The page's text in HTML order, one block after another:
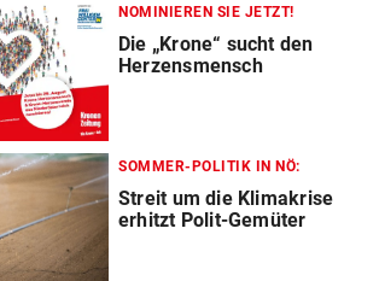
NOMINIEREN SIE JETZT!
Die „Krone“ sucht den
Herzensmensch
SOMMER-POLITIK IN NÖ:
Streit um die Klimakrise
erhitzt Polit-Gemüter